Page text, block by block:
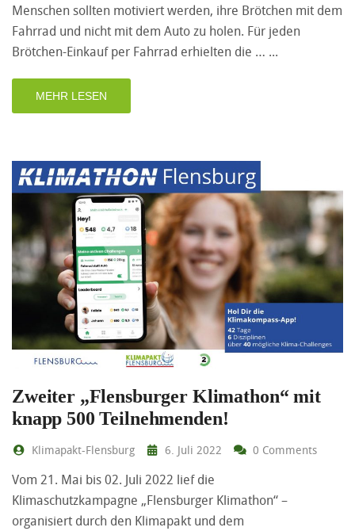
Menschen sollten motiviert werden, ihre Brötchen mit dem
Fahrrad und nicht mit dem Auto zu holen. Für jeden
Brötchen-Einkauf per Fahrrad erhielten die …
MEHR LESEN
Zweiter „Flensburger Klimathon“ mit
knapp 500 Teilnehmenden!
Klimapakt-Flensburg 6. Juli 2022 0 Comments
Vom 21. Mai bis 02. Juli 2022 lief die
Klimaschutzkampagne „Flensburger Klimathon“ –
organisiert durch den Klimapakt und dem